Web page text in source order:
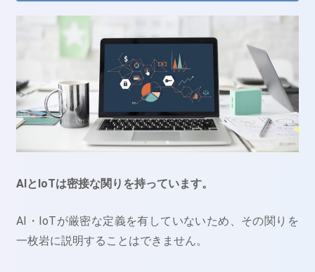
AIとIoTは密接な関りを持っています。
AI・IoTが厳密な定義を有していないため、その関りを
一枚岩に説明することはできません。